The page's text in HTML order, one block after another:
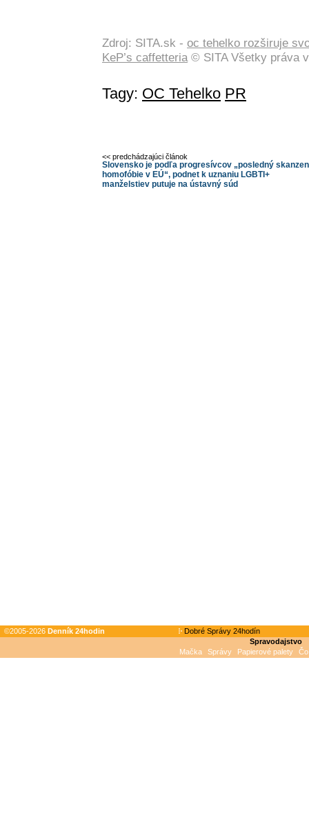
Zdroj: SITA.sk - oc tehelko rozširuje
KeP’s caffetteria © SITA Všetky práva
Tagy: OC Tehelko PR
<< predchádzajúci článok
Slovensko je podľa progresívcov „posledný skanzen
homofóbie v EÚ“, podnet k uznaniu LGBTI+
manželstiev putuje na ústavný súd
©2005-2026 Denník 24hodin
Dobré Správy 24hodín
Spravodajstvo
Mačka
Správy Papierové palety